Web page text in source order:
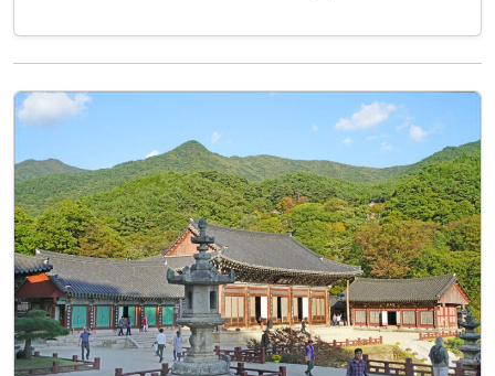
L’Administration du Programme d’Acquisition
phase de développement lors d’une
cérémonie tenue dans les installations de
Korea Aerospace Industries…Lire la suite